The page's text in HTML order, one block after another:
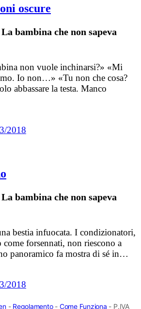
oscure
bambina che non sapeva
non vuole inchinarsi?» «Mi
Io non…» «Tu non che cosa?
abbassare la testa. Manco
2018
bambina che non sapeva
bestia infuocata. I condizionatori,
forsennati, non riescono a
panoramico fa mostra di sé in…
2018
- Regolamento- Come Funziona - P.IVA